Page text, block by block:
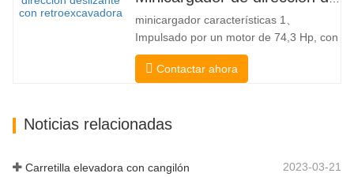
Sistema de nivelación automática Freno
hidráulico Cucharón estándar El
cargador…
minicargador características 1、
Impulsado por un motor de 74,3 Hp, con
una fuerza de arranque del cucharón
excepcional de 3350 kg y una capacidad
nuevo nivel. El nuevo modelo de flujo
Contactar ahora
Noticias relacionadas
Carretilla elevadora con cangilón 2023-03-21